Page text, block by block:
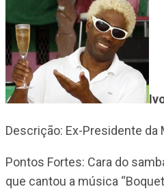
Descrição: Ex-Presidente da
Pontos Fortes: Cara do
que cantou a música